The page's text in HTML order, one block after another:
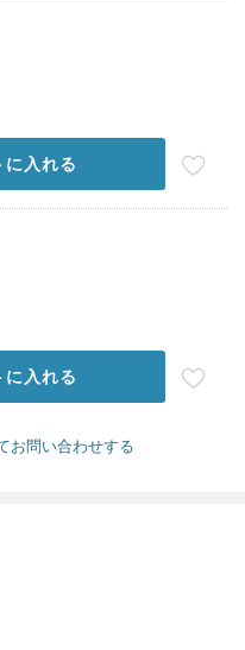
に入れる
に入れる
お問い合わせする